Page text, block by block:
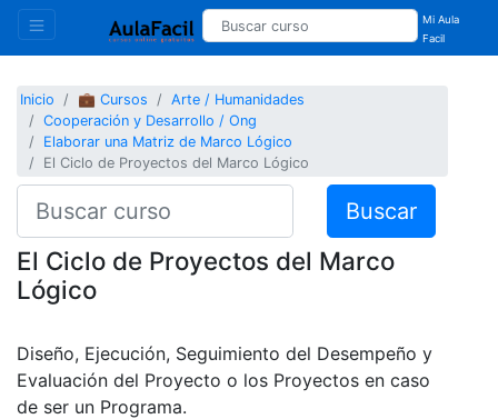
Mi Aula
Facil
Inicio 💼 Cursos
Arte / Humanidades
Cooperación y Desarrollo / Ong
Elaborar una Matriz de Marco Lógico
El Ciclo de Proyectos del Marco Lógico
Buscar
El Ciclo de Proyectos del Marco
Lógico
Diseño, Ejecución, Seguimiento del Desempeño y
Evaluación del Proyecto o los Proyectos en caso
de ser un Programa.